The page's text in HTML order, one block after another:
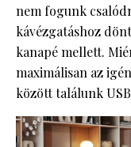
nem fogunk
kávézgatáshoz
kanapé mellett.
maximálisan az
között találunk